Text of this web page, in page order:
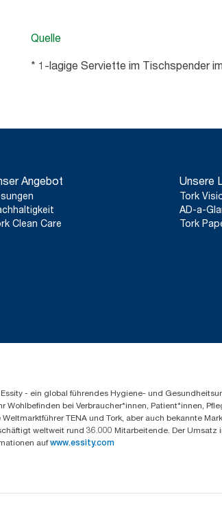
Quelle
* 1-lagige Serviette im Tischspender
Angebot
Clean Care
Unsere
Tork
AD-a-
Tork
Essity - ein global führendes Hygiene- und
Wohlbefinden bei Verbraucher*innen, Patient*innen,
TENA und Tork, aber auch bekannte
weltweit rund 36.000 Mitarbeitende. Der
auf www.essity.com